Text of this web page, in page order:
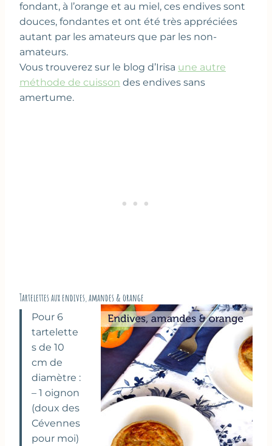
fondant, à l’orange et au miel, ces endives sont
douces, fondantes et ont été très appréciées
autant par les amateurs que par les non-
amateurs.
Vous trouverez sur le blog d’Irisa une autre
méthode de cuisson des endives sans
amertume.
Tartelettes aux endives, amandes & orange
Pour 6
tartelette
s de 10
cm de
diamètre :
– 1 oignon
(doux des
Cévennes
pour moi)